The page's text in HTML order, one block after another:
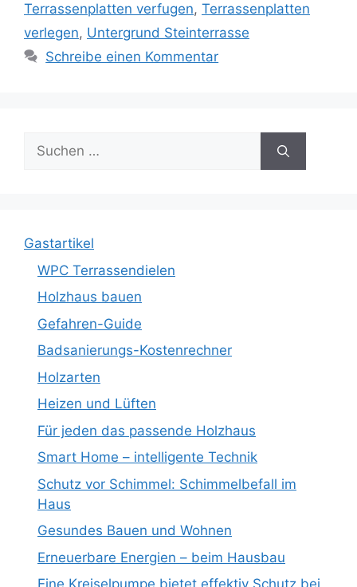
Terrassenplatten verfugen, Terrassenplatten
verlegen, Untergrund Steinterrasse
Schreibe einen Kommentar
Suche
nach:
Gastartikel
WPC Terrassendielen
Holzhaus bauen
Gefahren-Guide
Badsanierungs-Kostenrechner
Holzarten
Heizen und Lüften
Für jeden das passende Holzhaus
Smart Home – intelligente Technik
Schutz vor Schimmel: Schimmelbefall im
Haus
Gesundes Bauen und Wohnen
Erneuerbare Energien – beim Hausbau